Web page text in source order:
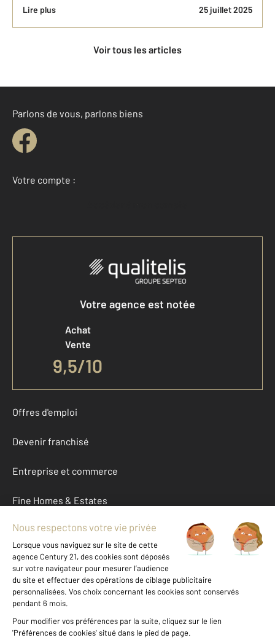
Lire plus 25 juillet 2025
Voir tous les articles
Parlons de vous, parlons biens
Votre compte :
Accéder à mon compte
Votre agence est notée
Achat
Vente
9,5/10
Offres d'emploi
Devenir franchisé
Entreprise et commerce
Fine Homes & Estates
À propos
International
Nous contacter